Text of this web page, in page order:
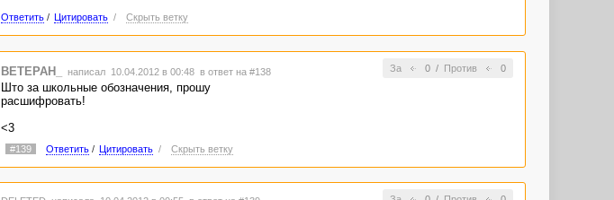
Ответить/ Цитировать / Скрыть ветку
За 0/ Против 0
BETEPAH_ написал 10.04.2012 в 00:48 в ответ на #138
Што за школьные обозначения, прошу
расшифровать!
<3
#139 Ответить/ Цитировать / Скрыть ветку